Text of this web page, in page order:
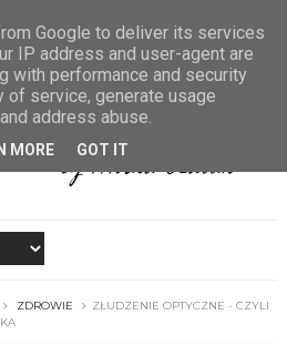
ZDROWIE
ZŁUDZENIE OPTYCZNE - CZYLI
Google to deliver its services
IP address and user-agent are
with performance and security
service, generate usage
address abuse.
MORE GOT IT